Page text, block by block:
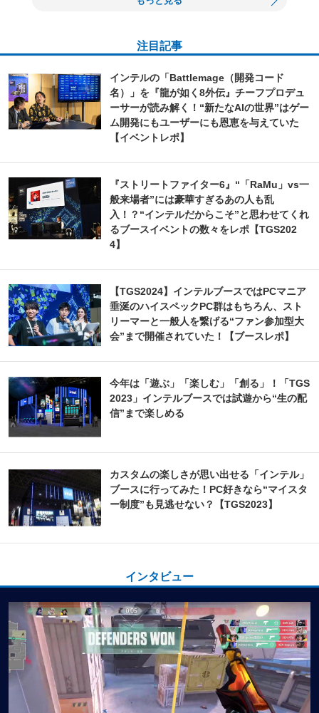
注目記事
インテルの「Battlemage（開発コード
名）」を『龍が如く8外伝』チーフプロデュ
ーサーが読み解く！“新たなAIの世界”はゲー
ム開発にもユーザーにも恩恵を与えていた
【イベントレポ】
『ストリートファイター6』“「RaMu」vs一
般来場者”には豪華すぎるあの人も乱
入！？“インテルだからこそ”と思わせてくれ
るブースイベントの数々をレポ【TGS202
4】
【TGS2024】インテルブースではPCマニア
垂涎のハイスペックPC群はもちろん、スト
リーマーと一般人を繋げる“ファン参加型大
会”まで開催されていた！【ブースレポ】
今年は「遊ぶ」「楽しむ」「創る」！「TGS
2023」インテルブースでは試遊から“生の配
信”まで楽しめる
カスタムの楽しさが思い出せる「インテル」
ブースに行ってみた！PC好きなら“マイスタ
ー制度”も見逃せない？【TGS2023】
インタビュー